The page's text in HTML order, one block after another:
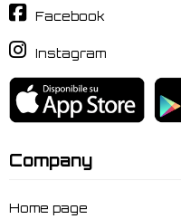
Facebook
Instagram
Company
Home page